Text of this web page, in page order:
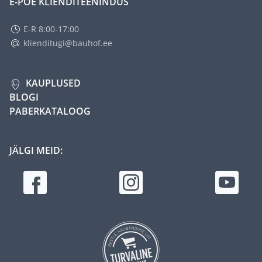
E-R 8:00-17:00
klienditugi@bauhof.ee
KAUPLUSED
BLOGI
PABERKATALOOG
JÄLGI MEID: